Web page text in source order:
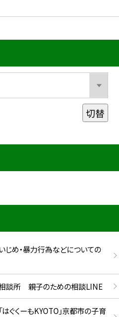
切替
じめ・暴力行為などについての
相談所 親子のための相談LINE
ぐくーもKYOTO」京都市の子育